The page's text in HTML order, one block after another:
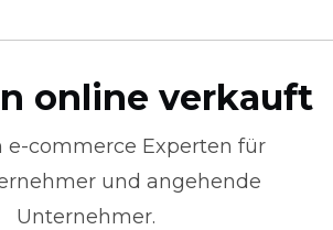
online verkauft
e-commerce Experten für
und angehende
Unternehmer.